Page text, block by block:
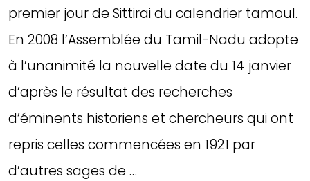
premier jour de Sittirai du calendrier tamoul.
En 2008 l’Assemblée du Tamil-Nadu adopte
à l’unanimité la nouvelle date du 14 janvier
d’après le résultat des recherches
d’éminents historiens et chercheurs qui ont
repris celles commencées en 1921 par
d’autres sages de …